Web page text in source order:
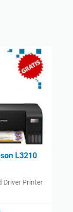
L3210
Driver Printer